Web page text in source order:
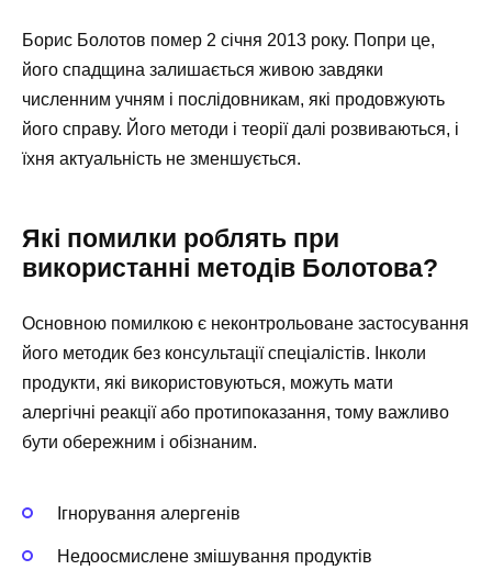
Борис Болотов помер 2 січня 2013 року. Попри це,
його спадщина залишається живою завдяки
численним учням і послідовникам, які продовжують
його справу. Його методи і теорії далі розвиваються, і
їхня актуальність не зменшується.
Які помилки роблять при
використанні методів Болотова?
Основною помилкою є неконтрольоване застосування
його методик без консультації спеціалістів. Інколи
продукти, які використовуються, можуть мати
алергічні реакції або протипоказання, тому важливо
бути обережним і обізнаним.
Ігнорування алергенів
Недоосмислене змішування продуктів